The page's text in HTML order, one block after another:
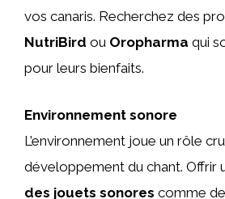
vos canaris. Recherchez des
NutriBird ou Oropharma qui
pour leurs bienfaits.
Environnement sonore
L’environnement joue un rôle
développement du chant. Offrir
des jouets sonores comme